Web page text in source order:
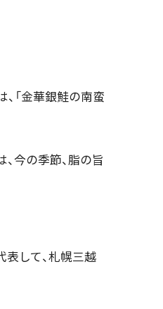
「金華銀鮭の南蛮
今の季節、脂の旨
して、札幌三越